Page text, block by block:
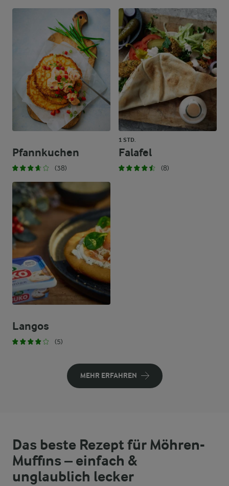
Pfannkuchen
(38)
1 STD.
Falafel
(8)
Langos
(5)
MEHR ERFAHREN
Das beste Rezept für Möhren-
Muffins – einfach &
unglaublich lecker